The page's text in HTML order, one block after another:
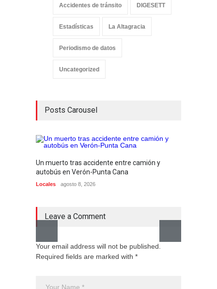
Accidentes de tránsito DIGESETT
Estadísticas La Altagracia
Periodismo de datos
Uncategorized
Posts Carousel
Un muerto tras accidente entre camión y
autobús en Verón-Punta Cana
Locales agosto 8, 2026
Leave a Comment
Your email address will not be published.
Required fields are marked with *